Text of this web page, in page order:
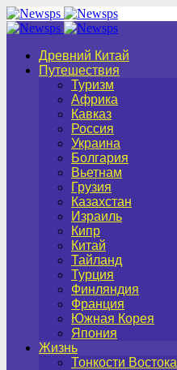
Древний Китай
Путешествия
Туризм
Африка
Кавказ
Россия
Украина
Болгария
Вьетнам
Грузия
Казахстан
Израиль
Кипр
Китай
Тайланд
Турция
Финляндия
Франция
Южная Корея
Япония
Жизнь
Тонкости Востока